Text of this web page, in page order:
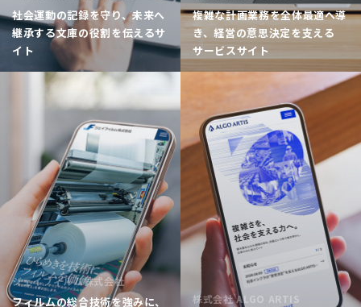
社会運動の記録を守り、未来へ
継承する文庫の役割を伝えるサ
イト
複雑な計画業務を全体最適へ導
き、経営の意思決定を支える
サービスサイト
ジェイフィルム株式会社
フィルムの総合技術を強みに、 株式会社 ALGO ARTIS